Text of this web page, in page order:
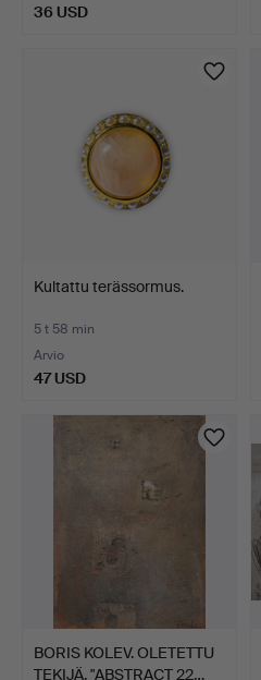
36 USD
Kultattu terässormus.
5 t 58 min
Arvio
47 USD
BORIS KOLEV. OLETETTU
TEKIJÄ. "ABSTRACT 22…